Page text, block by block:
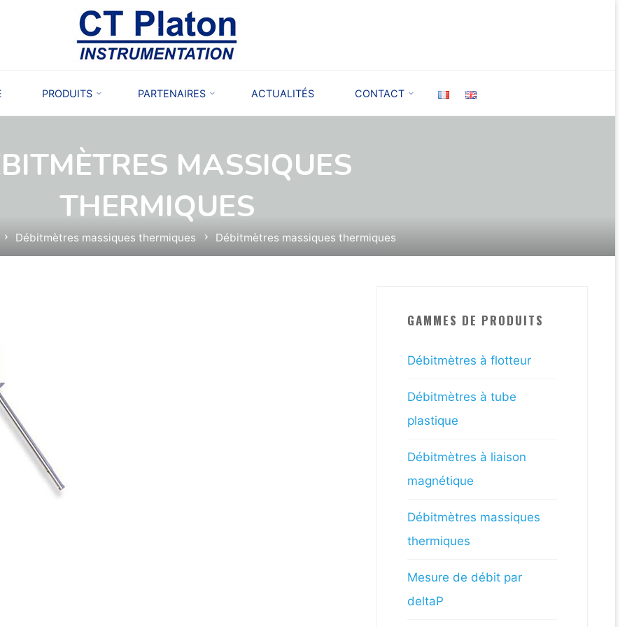
PRODUITS PARTENAIRES ACTUALITÉS CONTACT
MASSIQUES
THERMIQUES
Débitmètres massiques thermiques Débitmètres massiques thermiques
GAMMES DE PRODUITS
Débitmètres à flotteur
Débitmètres à tube
plastique
Débitmètres à liaison
magnétique
Débitmètres massiques
thermiques
Mesure de débit par
deltaP